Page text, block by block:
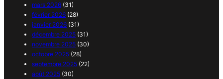
mars 2026 (31)
février 2026 (28)
janvier 2026 (31)
décembre 2025 (31)
novembre 2025 (30)
octobre 2025 (28)
septembre 2025 (22)
août 2025 (30)